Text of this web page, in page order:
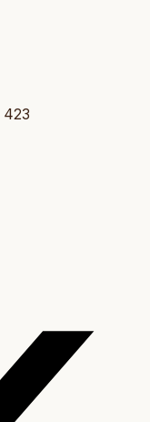
423